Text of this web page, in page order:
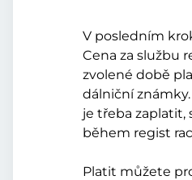
V posledním
Cena za službu
zvolené době
dálniční
je třeba zaplatit,
během regist
Platit můžete